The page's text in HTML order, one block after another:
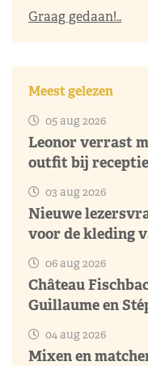
Graag gedaan!..
Meest gelezen
05 aug 2026
Leonor verrast
outfit bij
03 aug 2026
Nieuwe
voor de kleding
06 aug 2026
Château
Guillaume en
04 aug 2026
Mixen en